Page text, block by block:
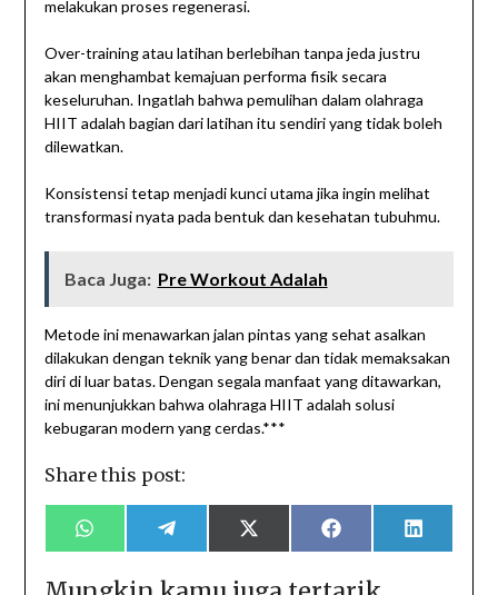
melakukan proses regenerasi.
Over-training atau latihan berlebihan tanpa jeda justru
akan menghambat kemajuan performa fisik secara
keseluruhan. Ingatlah bahwa pemulihan dalam olahraga
HIIT adalah bagian dari latihan itu sendiri yang tidak boleh
dilewatkan.
Konsistensi tetap menjadi kunci utama jika ingin melihat
transformasi nyata pada bentuk dan kesehatan tubuhmu.
Baca Juga: Pre Workout Adalah
Metode ini menawarkan jalan pintas yang sehat asalkan
dilakukan dengan teknik yang benar dan tidak memaksakan
diri di luar batas. Dengan segala manfaat yang ditawarkan,
ini menunjukkan bahwa olahraga HIIT adalah solusi
kebugaran modern yang cerdas.***
Share this post:
Share
on
Share
on
Share
on
(Twitter)
Share
on
Share
on